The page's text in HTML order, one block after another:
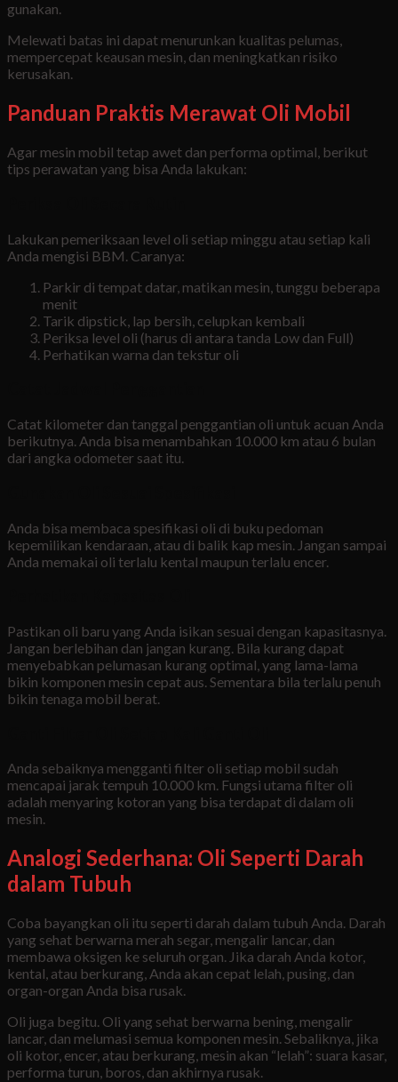
gunakan.
Melewati batas ini dapat menurunkan kualitas pelumas,
mempercepat keausan mesin, dan meningkatkan risiko
kerusakan.
Panduan Praktis Merawat Oli Mobil
Agar mesin mobil tetap awet dan performa optimal, berikut
tips perawatan yang bisa Anda lakukan:
Lakukan pemeriksaan level oli setiap minggu atau setiap kali
Anda mengisi BBM. Caranya:
Parkir di tempat datar, matikan mesin, tunggu beberapa
menit
Tarik dipstick, lap bersih, celupkan kembali
Periksa level oli (harus di antara tanda Low dan Full)
Perhatikan warna dan tekstur oli
Catat kilometer dan tanggal penggantian oli untuk acuan Anda
berikutnya. Anda bisa menambahkan 10.000 km atau 6 bulan
dari angka odometer saat itu.
Anda bisa membaca spesifikasi oli di buku pedoman
kepemilikan kendaraan, atau di balik kap mesin. Jangan sampai
Anda memakai oli terlalu kental maupun terlalu encer.
Pastikan oli baru yang Anda isikan sesuai dengan kapasitasnya.
Jangan berlebihan dan jangan kurang. Bila kurang dapat
menyebabkan pelumasan kurang optimal, yang lama-lama
bikin komponen mesin cepat aus. Sementara bila terlalu penuh
bikin tenaga mobil berat.
Anda sebaiknya mengganti filter oli setiap mobil sudah
mencapai jarak tempuh 10.000 km. Fungsi utama filter oli
adalah menyaring kotoran yang bisa terdapat di dalam oli
mesin.
Analogi Sederhana: Oli Seperti Darah
dalam Tubuh
Coba bayangkan oli itu seperti darah dalam tubuh Anda. Darah
yang sehat berwarna merah segar, mengalir lancar, dan
membawa oksigen ke seluruh organ. Jika darah Anda kotor,
kental, atau berkurang, Anda akan cepat lelah, pusing, dan
organ-organ Anda bisa rusak.
Oli juga begitu. Oli yang sehat berwarna bening, mengalir
lancar, dan melumasi semua komponen mesin. Sebaliknya, jika
oli kotor, encer, atau berkurang, mesin akan “lelah”: suara kasar,
performa turun, boros, dan akhirnya rusak.